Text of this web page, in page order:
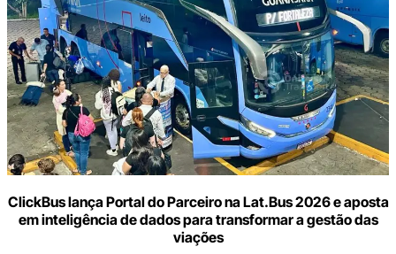
ClickBus lança Portal do Parceiro na Lat.Bus 2026 e aposta
em inteligência de dados para transformar a gestão das
viações